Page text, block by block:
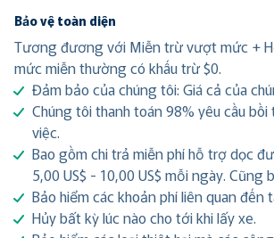
Bảo vệ toàn diện
Tương đương với Miễn trừ vượt mức +
mức miễn thường có khấu trừ $0.
Đảm bảo của chúng tôi: Giá cả của
Chúng tôi thanh toán 98% yêu cầu
việc.
Bao gồm chi trả miễn phí hỗ trợ dọc
5,00 US$ - 10,00 US$ mỗi ngày. Cũng
Bảo hiểm các khoản phí liên quan đến
Hủy bất kỳ lúc nào cho tới khi lấy xe.